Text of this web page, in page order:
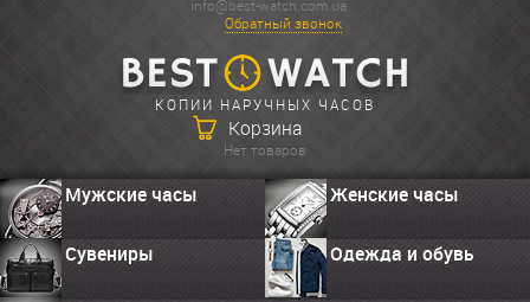
info@best-watch.com.ua
Обратный звонок
КОПИИ НАРУЧНЫХ ЧАСОВ
Корзина
Нет товаров
Мужские часы Женские часы
Сувениры Одежда и обувь